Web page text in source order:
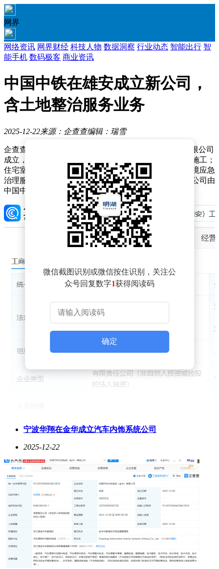
网界
网络资讯 网界财经 科技人物 数据洞察 行业动态 智能出行 智
能手机 数码极客 商业资讯
中国中铁在雄安成立新公司，
含土地整治服务业务
2025-12-22来源：企查查编辑：瑞雪
企查查APP显示，近日，中铁七局集团（雄安）工程有限公司
成立，法定代表人为李东茂，经营范围包含：建设工程施工；
住宅室内装饰装修；施工专业作业；建筑材料销售；环境应急
治理服务；土地整治服务等。企查查股权穿透显示，该公司由
中国中铁（601390）间接全资持股。
微信截图识别或微信按住识别，关注公
众号回复数字1获得阅读码
确定
宁波华翔在金华成立汽车内饰系统公司
2025-12-22